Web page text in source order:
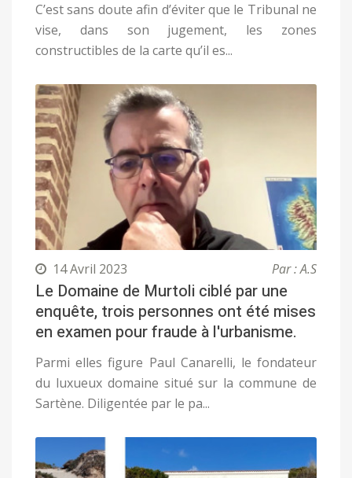
C’est sans doute afin d’éviter que le Tribunal ne
vise, dans son jugement, les zones
constructibles de la carte qu’il es...
14 Avril 2023 Par : A.S
Le Domaine de Murtoli ciblé par une
enquête, trois personnes ont été mises
en examen pour fraude à l'urbanisme.
Parmi elles figure Paul Canarelli, le fondateur
du luxueux domaine situé sur la commune de
Sartène. Diligentée par le pa...